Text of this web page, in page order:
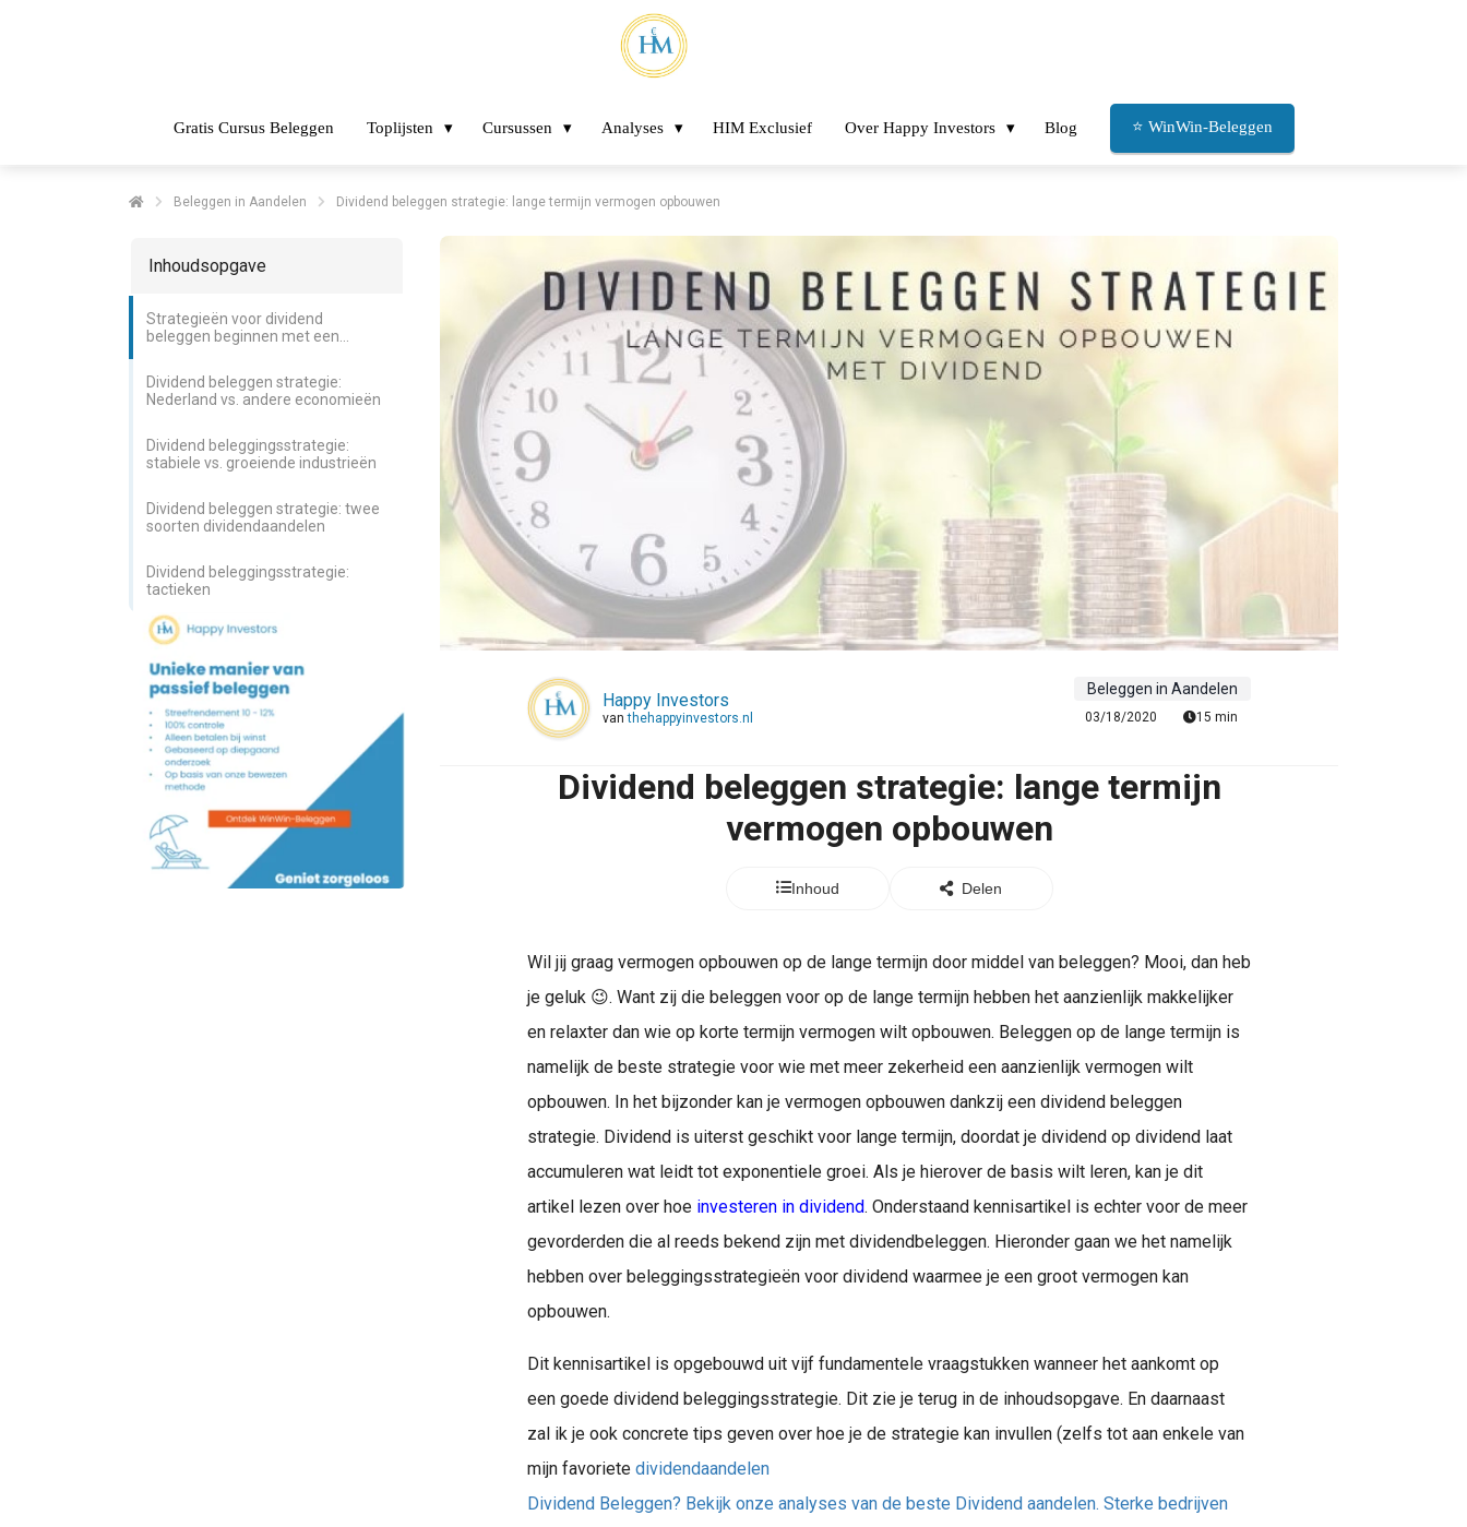
Gratis Cursus Beleggen Toplijsten Cursussen Analyses HIM Exclusief Over Happy Investors Blog ⭐ WinWin-Beleggen
Beleggen in Aandelen Dividend beleggen strategie: lange termijn vermogen opbouwen
Inhoudsopgave
Strategieën voor dividend
beleggen beginnen met een
Dividend beleggen strategie:
Nederland vs. andere economieën
Dividend beleggingsstrategie:
stabiele vs. groeiende industrieën
Dividend beleggen strategie: twee
soorten dividendaandelen
Dividend beleggingsstrategie:
tactieken
Happy Investors
vanthehappyinvestors.nl
Beleggen in Aandelen
03/18/2020 15 min
Dividend beleggen strategie: lange termijn
vermogen opbouwen
Inhoud Delen
Wil jij graag vermogen opbouwen op de lange termijn door middel van beleggen? Mooi, dan heb
je geluk 😉. Want zij die beleggen voor op de lange termijn hebben het aanzienlijk makkelijker
en relaxter dan wie op korte termijn vermogen wilt opbouwen. Beleggen op de lange termijn is
namelijk de beste strategie voor wie met meer zekerheid een aanzienlijk vermogen wilt
opbouwen. In het bijzonder kan je vermogen opbouwen dankzij een dividend beleggen
strategie. Dividend is uiterst geschikt voor lange termijn, doordat je dividend op dividend laat
accumuleren wat leidt tot exponentiele groei. Als je hierover de basis wilt leren, kan je dit
artikel lezen over hoe investeren in dividend. Onderstaand kennisartikel is echter voor de meer
gevorderden die al reeds bekend zijn met dividendbeleggen. Hieronder gaan we het namelijk
hebben over beleggingsstrategieën voor dividend waarmee je een groot vermogen kan
opbouwen.
Dit kennisartikel is opgebouwd uit vijf fundamentele vraagstukken wanneer het aankomt op
een goede dividend beleggingsstrategie. Dit zie je terug in de inhoudsopgave. En daarnaast
zal ik je ook concrete tips geven over hoe je de strategie kan invullen (zelfs tot aan enkele van
mijn favoriete dividendaandelen
Dividend Beleggen? Bekijk onze analyses van de beste Dividend aandelen. Sterke bedrijven